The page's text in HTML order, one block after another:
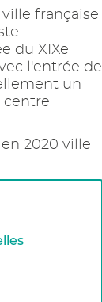
française
du XIXe
l'entrée de
un
centre
2020 ville